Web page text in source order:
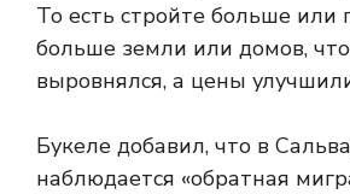
То есть стройте больше или
больше земли или домов,
выровнялся, а цены
Букеле добавил, что в
наблюдается «обратная